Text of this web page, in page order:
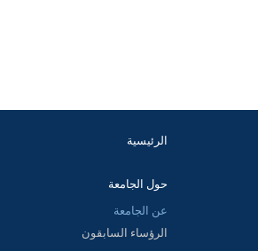
الرئيسية
حول الجامعة
عن الجامعة
الرؤساء السابقون